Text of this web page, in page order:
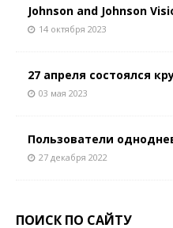
Johnson and Johnson
14 октября 2023
27 апреля состоялся
03 мая 2023
Пользователи
27 декабря 2022
ПОИСК ПО САЙТУ